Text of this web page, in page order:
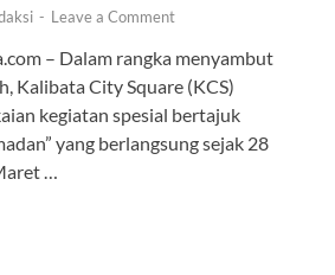
- Leave a Comment
– Dalam rangka menyambut
Kalibata City Square (KCS)
kegiatan spesial bertajuk
yang berlangsung sejak 28
…